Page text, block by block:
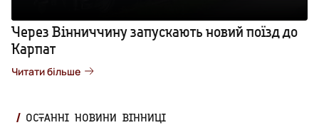
Через Вінниччину запускають новий поїзд до
Карпат
Читати більше
ОСТАННІ НОВИНИ ВІННИЦІ